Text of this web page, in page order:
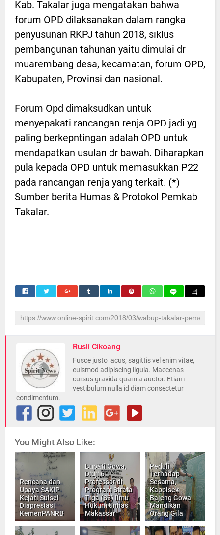
Kab. Takalar juga mengatakan bahwa
forum OPD dilaksanakan dalam rangka
penyusunan RKPJ tahun 2018, siklus
pembangunan tahunan yaitu dimulai dr
muarembang desa, kecamatan, forum OPD,
Kabupaten, Provinsi dan nasional.
Forum Opd dimaksudkan untuk
menyepakati rancangan renja OPD jadi yg
paling berkepntingan adalah OPD untuk
mendapatkan usulan dr bawah. Diharapkan
pula kepada OPD untuk memasukkan P22
pada rancangan renja yang terkait. (*)
Sumber berita Humas & Protokol Pemkab
Takalar.
Rusli Cikoang
Fusce justo lacus, sagittis vel enim vitae,
euismod adipiscing ligula. Maecenas
cursus gravida quam a auctor. Etiam
vestibulum nulla id diam consectetur
condimentum.
You Might Also Like:
Rencana dan
Upaya SAKIP
Kejati Sulsel
Diapresiasi
KemenPANRB
Bupati Gowa,
Diuji 6
Professor di
Program Strata
Tiga (S3) Ilmu
Hukum Unhas
Makassar
Peduli
Terhadap
Sesama,
Kapolsek
Bajeng Gowa
Mandikan
Orang Gila